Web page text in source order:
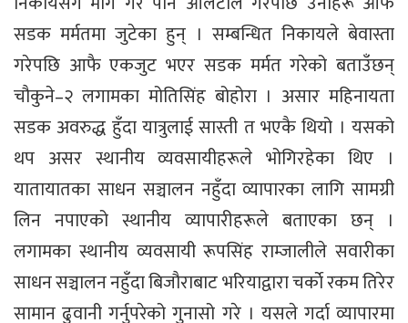
सडक मर्मतमा जुटेका हुन् । सम्बन्धित निकायले बेवास्ता
गरेपछि आफै एकजुट भएर सडक मर्मत गरेको बताउँछन्
चौकुने–२ लगामका मोतिसिंह बोहोरा । असार महिनायता
सडक अवरुद्ध हुँदा यात्रुलाई सास्ती त भएकै थियो । यसको
थप असर स्थानीय व्यवसायीहरूले भोगिरहेका थिए ।
यातायातका साधन सञ्चालन नहुँदा व्यापारका लागि सामग्री
लिन नपाएको स्थानीय व्यापारीहरूले बताएका छन् ।
लगामका स्थानीय व्यवसायी रूपसिंह राम्जालीले सवारीका
साधन सञ्चालन नहुँदा बिजौराबाट भरियाद्वारा चर्काे रकम तिरेर
सामान ढुवानी गर्नुपरेको गुनासो गरे । यसले गर्दा व्यापारमा